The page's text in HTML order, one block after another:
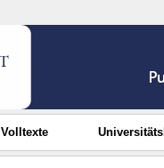
Volltexte